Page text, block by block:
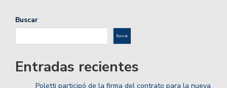
Buscar
Buscar
Entradas recientes
Poletti participó de la firma del contrato para la nueva